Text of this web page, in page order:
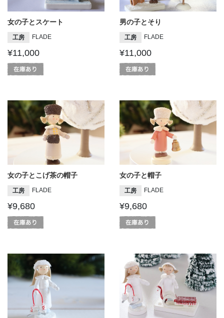
女の子とスケート
工房 FLADE
¥11,000
男の子とそり
工房 FLADE
¥11,000
女の子とこげ茶の帽子
工房 FLADE
¥9,680
女の子と帽子
工房 FLADE
¥9,680